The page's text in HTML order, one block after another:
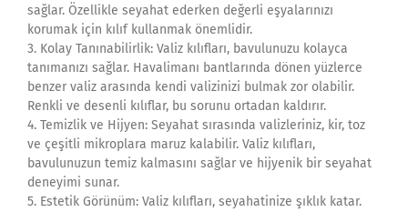
sağlar. Özellikle seyahat ederken değerli eşyalarınızı
korumak için kılıf kullanmak önemlidir.
3. Kolay Tanınabilirlik: Valiz kılıfları, bavulunuzu kolayca
tanımanızı sağlar. Havalimanı bantlarında dönen yüzlerce
benzer valiz arasında kendi valizinizi bulmak zor olabilir.
Renkli ve desenli kılıflar, bu sorunu ortadan kaldırır.
4. Temizlik ve Hijyen: Seyahat sırasında valizleriniz, kir, toz
ve çeşitli mikroplara maruz kalabilir. Valiz kılıfları,
bavulunuzun temiz kalmasını sağlar ve hijyenik bir seyahat
deneyimi sunar.
5. Estetik Görünüm: Valiz kılıfları, seyahatinize şıklık katar.